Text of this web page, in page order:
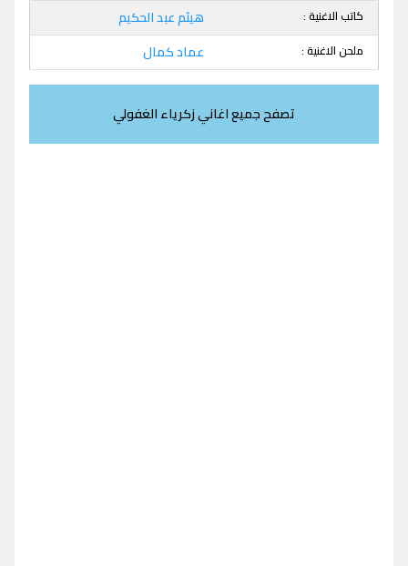
كاتب الاغنية : هيثم عبد الحكيم
ملحن الاغنية : عماد كمال
تصفح جميع اغاني زكرياء الغفولي